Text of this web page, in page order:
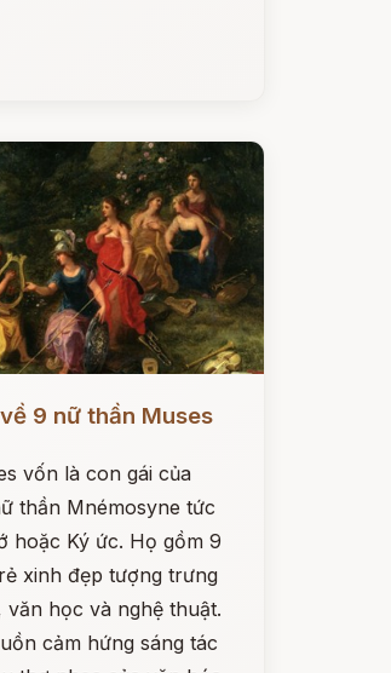
9 nữ thần Muses
vốn là con gái của
thần Mnémosyne tức
hoặc Ký ức. Họ gồm 9
xinh đẹp tượng trưng
học và nghệ thuật.
cảm hứng sáng tác